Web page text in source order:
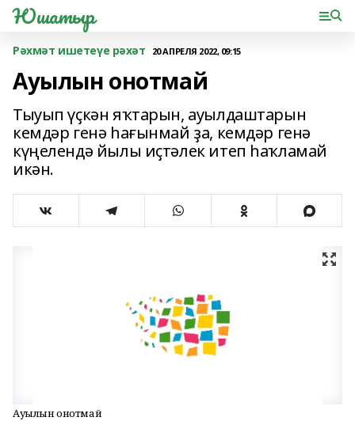
Юшатыр
Рәхмәт ишетеүе рәхәт 20 АПРЕЛЯ 2022, 09:15
Ауылын онотмай
Тыуып үҫкән яҡтарын, ауылдаштарын
кемдәр генә һағынмай ҙа, кемдәр генә
күңелендә йылы иҫтәлек итеп һаҡламай
икән.
Ауылын онотмай